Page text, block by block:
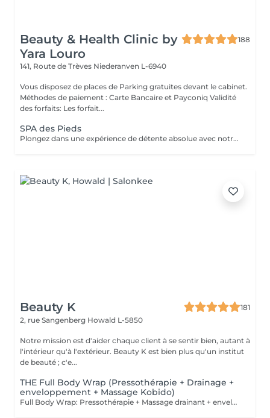
Beauty & Health Clinic by
Yara Louro
188
141, Route de Trèves Niederanven L-6940
Vous disposez de places de Parking gratuites devant le cabinet.
Méthodes de paiement : Carte Bancaire et Payconiq Validité
des forfaits: Les forfait...
SPA des Pieds
Plongez dans une expérience de détente absolue avec notre Spa des Pieds, un rituel d'exception dédié au bien-être et à l'élégance. Vos pieds sont délicatement immergés dans un bain sensoriel enrichi en sels précieux et actifs relaxants, favorisant la détente profonde et la revitalisation. Le soin se poursuit par une exfoliation raffinée qui révèle une peau douce et soyeuse, suivie d'un massage expert aux gestes lents et enveloppants, libérant les tensions et rééquilibrant les énergies. Véritable moment de luxe et de sérénité, ce soin procure une sensation de légèreté durable et un confort absolu.
Beauty K
181
2, rue Sangenberg Howald L-5850
Notre mission est d'aider chaque client à se sentir bien, autant à
l'intérieur qu'à l'extérieur. Beauty K est bien plus qu'un institut
de beauté ; c'e...
THE Full Body Wrap (Pressothérapie + Drainage +
enveloppement + Massage Kobido)
Full Body Wrap: Pressothérapie + Massage drainant + enveloppement + Massage facial Kobido: Le soin Full Body Wrap offre une expérience de bien-être intégrale, combinant les techniques de Massage Drainant, d'Enveloppement Corporel, de Pressothérapie, et de Massage Facial Kobido. Ce parcours complet est idéal pour ceux qui cherchent à revitaliser leur corps et visage tout en bénéficiant d'une relaxation profonde et d'un traitement esthétique et détoxifiant. Déroulement du Soin : 1. Massage Drainant : Le soin commence par un massage drainant qui stimule la circulation lymphatique, aide à réduire la rétention d'eau et prépare le corps pour l'enveloppement. Ce massage cible les zones susceptibles d'accumuler des toxines, facilitant leur élimination. 2. Enveloppement Corporel : Après le massage, un enveloppement corporel à base d'actifs naturels tels que des algues, de la boue ou de l'argile est appliqué. Cet enveloppement aide à infuser la peau de nutriments essentiels et intensifie la détoxification. 3. Sauna Japonais : Le client passe ensuite dans la pressothérapie où la chaleur favorise une transpiration profonde, amplifiant l'effet des actifs de l'enveloppement tout en stimulant le système lymphatique et circulatoire. 4. Massage Facial Kobido (45 minutes) : Pour conclure le soin, un massage facial Kobido est pratiqué, durant lequel des techniques traditionnelles japonaises sont utilisées pour stimuler et rajeunir la peau du visage. Ce massage est réputé pour ses effets liftants et ses bienfaits sur la qualité de la peau, procurant éclat et fermeté. Bienfaits du Full Body Wrap : Détoxification Intensive : La combinaison du massage, de l'enveloppement et de la pressothérapie offre une purification en profondeur, aidant à éliminer les toxines accumulées dans le corps. Amélioration de la Circulation : Le massage drainant et la chaleur de la pressothérapie stimulent la circulation sanguine et lymphatique, favorisant une meilleure santé générale et une réduction de la cellulite. Effet Raffermissant et Tonifiant : L'enveloppement et la pressothérapie aident à tonifier et raffermir la peau, tandis que le Kobido cible les signes de vieillissement du visage, apportant un effet anti-âge naturel. Relaxation Profonde : Chaque étape du soin est conçue pour relaxer profondément, réduisant le stress et améliorant la qualité du sommeil. Ce soin est parfait pour ceux qui cherchent un traitement complet du corps et du visage, offrant des résultats visibles et une expérience de détente profonde.